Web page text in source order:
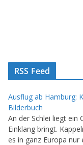
RSS Feed
Ausflug ab Hamburg:
Bilderbuch
An der Schlei liegt ein
Einklang bringt.
es in ganz Europa nur